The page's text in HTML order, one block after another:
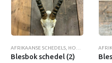
,SCHEDELS & GEWEIEN
AFRIKAANSE SCHEDELS HOORNDRAGERS
Blesbok schedel (2)